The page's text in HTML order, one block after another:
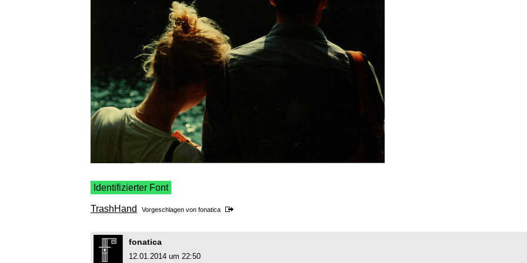
Identifizierter Font
TrashHand Vorgeschlagen von fonatica
fonatica
12.01.2014 um 22:50